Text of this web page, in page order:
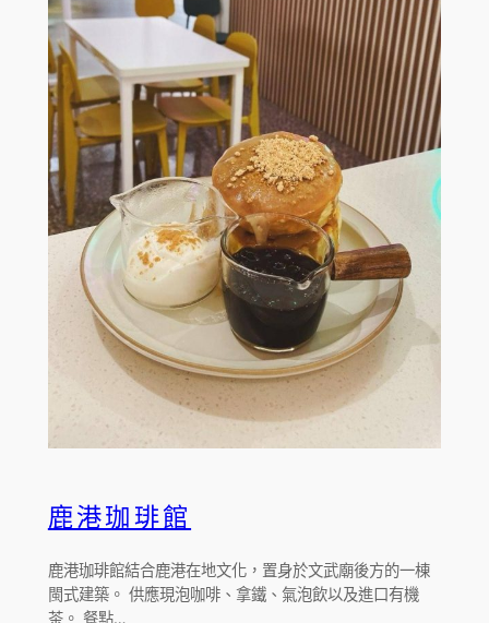
鹿港珈琲館
鹿港珈琲館結合鹿港在地文化，置身於文武廟後方的一棟
閩式建築。 供應現泡咖啡、拿鐵、氣泡飲以及進口有機
茶。 餐點…